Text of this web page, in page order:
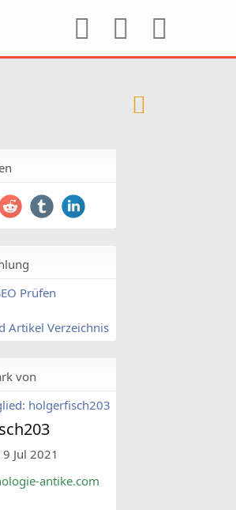
von
Jul 2021
antike.com